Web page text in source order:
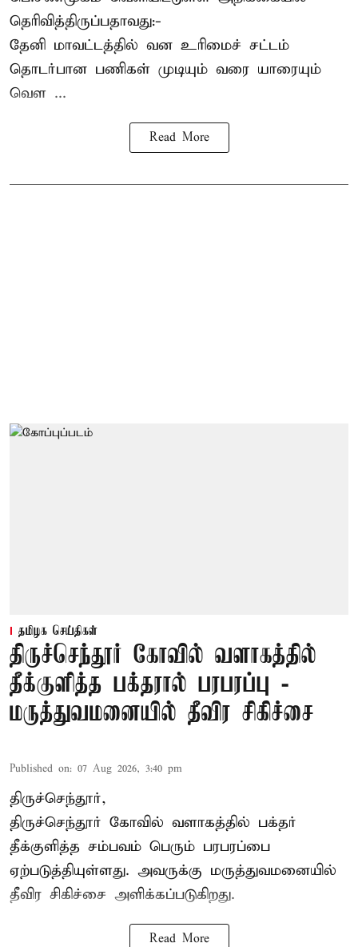
தெரிவித்திருப்பதாவது:-
தேனி மாவட்டத்தில் வன உரிமைச் சட்டம்
தொடர்பான பணிகள் முடியும் வரை யாரையும்
வெள ...
Read More
தமிழக செய்திகள்
திருச்செந்தூர் கோவில் வளாகத்தில்
தீக்குளித்த பக்தரால் பரபரப்பு -
மருத்துவமனையில் தீவிர சிகிச்சை
Published on: 07 Aug 2026, 3:40 pm
திருச்செந்தூர்,
திருச்செந்தூர் கோவில் வளாகத்தில் பக்தர்
தீக்குளித்த சம்பவம் பெரும் பரபரப்பை
ஏற்படுத்தியுள்ளது. அவருக்கு மருத்துவமனையில்
தீவிர சிகிச்சை அளிக்கப்படுகிறது.
Read More